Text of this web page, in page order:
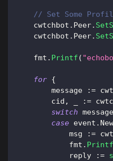
// Set Some
    cwtchbot
. Peer.
    cwtchbot
. Peer.
    fmt
. Printf (
for {
        message
:=
        cid
, :=
switch message
case event .
            msg
:=
            fmt
. Printf
            reply
:=